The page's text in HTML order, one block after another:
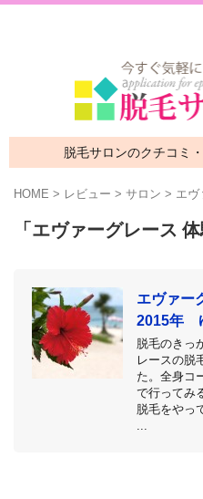
脱毛サロンのクチコミ
HOME > レビュー > サロン > エヴ
「エヴァーグレース
エヴァ
2015年
脱毛のきっ
レースの脱
た。全身コ
で行ってみ
脱毛をやっ
...